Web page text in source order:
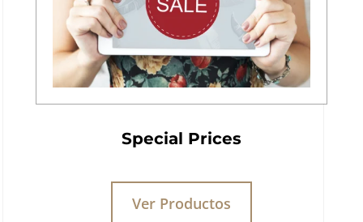
Special Prices
Ver Productos